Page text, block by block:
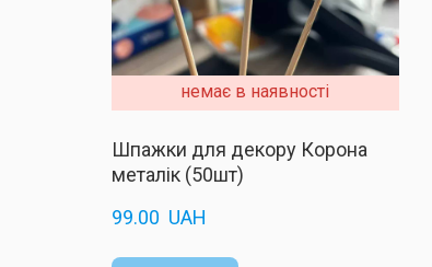
немає в наявності
Шпажки для декору Корона
металік (50шт)
99.00  UAH